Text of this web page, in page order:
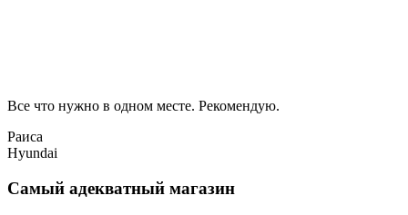
Все что нужно в одном месте. Рекомендую.
Раиса
Hyundai
Самый адекватный магазин